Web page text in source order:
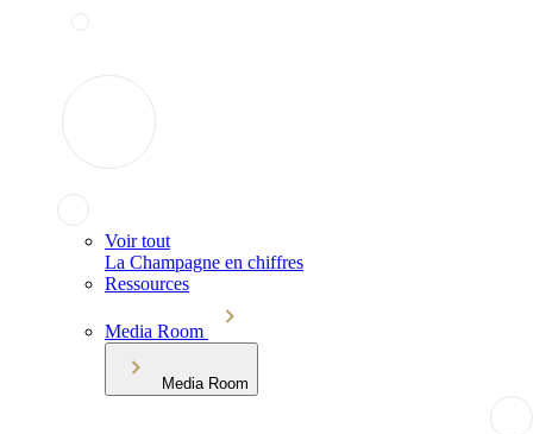
Voir tout
La Champagne en chiffres
Ressources
Media Room
Media Room